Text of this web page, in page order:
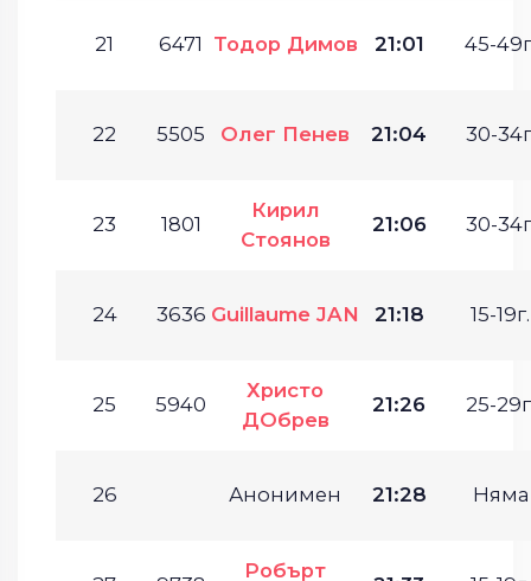
21 6471 Тодор Димов 21:01 45-
22 5505 Олег Пенев 21:04 30-
23 1801
Кирил
Стоянов
21:06 30-
24 3636 Guillaume JAN 21:18 15-19г.
25 5940
Христо
ДОбрев
21:26 25-
26 Анонимен 21:28 Няма
Робърт